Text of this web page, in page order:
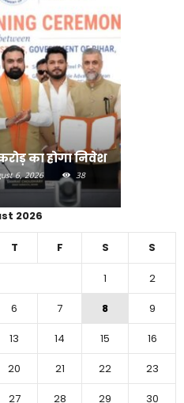
का होगा निवेश
6, 2026
38
2026
T F S S
1
2
6 7 8
9
13 14 15
16
20 21 22
23
27 28 29
30